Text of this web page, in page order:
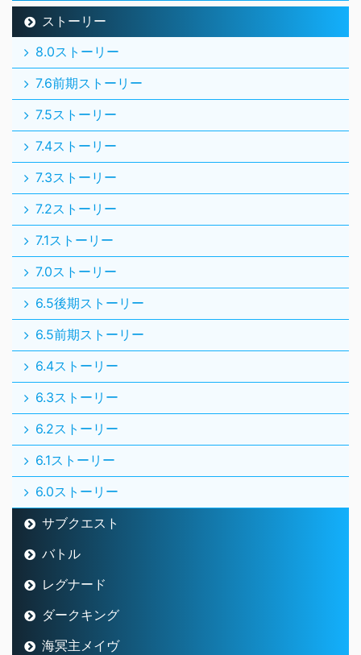
ストーリー
8.0ストーリー
7.6前期ストーリー
7.5ストーリー
7.4ストーリー
7.3ストーリー
7.2ストーリー
7.1ストーリー
7.0ストーリー
6.5後期ストーリー
6.5前期ストーリー
6.4ストーリー
6.3ストーリー
6.2ストーリー
6.1ストーリー
6.0ストーリー
サブクエスト
バトル
レグナード
ダークキング
海冥主メイヴ